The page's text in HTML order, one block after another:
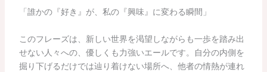
「誰かの『好き』が、私の『興味』に変わる瞬間」
このフレーズは、新しい世界を渇望しながらも一歩を踏み出
せない人々への、優しくも力強いエールです。自分の内側を
掘り下げるだけでは辿り着けない場所へ、他者の情熱が連れ